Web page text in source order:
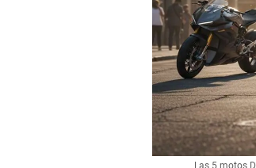
Las 5 motos